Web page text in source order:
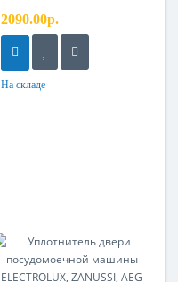
2090.00р.
На складе